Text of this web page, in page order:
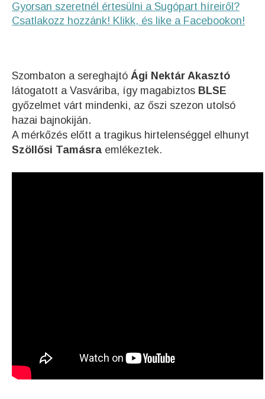
Gyorsan szeretnél értesülni a Sugópart híreiről?
Csatlakozz hozzánk! Klikk, és like a Facebookon!
Szombaton a sereghajtó Ági Nektár Akasztó
látogatott a Vasváriba, így magabiztos BLSE
győzelmet várt mindenki, az őszi szezon utolsó
hazai bajnokiján.
A mérkőzés előtt a tragikus hirtelenséggel elhunyt
Szöllősi Tamásra emlékeztek.